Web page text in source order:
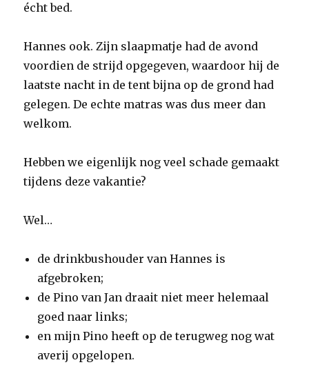
écht bed.
Hannes ook. Zijn slaapmatje had de avond
voordien de strijd opgegeven, waardoor hij de
laatste nacht in de tent bijna op de grond had
gelegen. De echte matras was dus meer dan
welkom.
Hebben we eigenlijk nog veel schade gemaakt
tijdens deze vakantie?
Wel…
de drinkbushouder van Hannes is
afgebroken;
de Pino van Jan draait niet meer helemaal
goed naar links;
en mijn Pino heeft op de terugweg nog wat
averij opgelopen.